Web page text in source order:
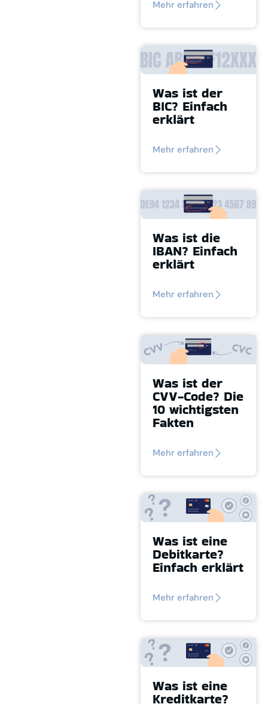
Mehr erfahren
Was ist der
BIC? Einfach
erklärt
Mehr erfahren
Was ist die
IBAN? Einfach
erklärt
Mehr erfahren
Was ist der
CVV-Code? Die
10 wichtigsten
Fakten
Mehr erfahren
Was ist eine
Debitkarte?
Einfach erklärt
Mehr erfahren
Was ist eine
Kreditkarte?